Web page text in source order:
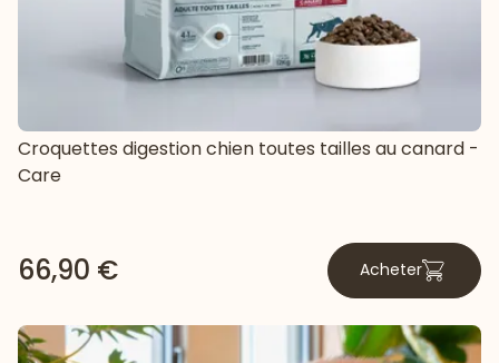
Croquettes digestion chien toutes tailles au canard -
Care
66,90 € Acheter